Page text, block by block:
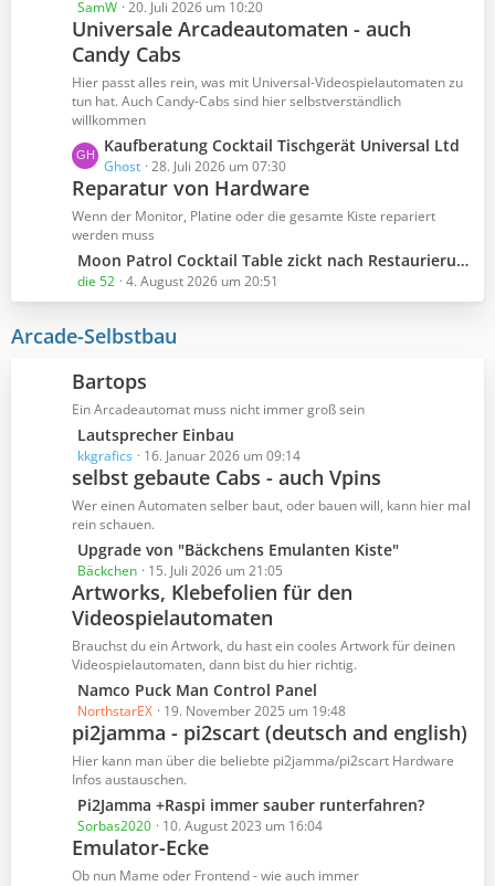
ä
g
e
e
t
z
t
e
B
e
i
t
r
ä
g
e
SamW 20. Juli 2026 um 10:20
Universale Arcadeautomaten - auch
Candy Cabs
Hier passt alles rein, was mit Universal-Videospielautomaten zu
tun hat. Auch Candy-Cabs sind hier selbstverständlich
willkommen
L
e
t
z
t
e
B
e
t
ä
g
e
Kaufberatung Cocktail Tischgerät Universal Ltd
Ghost 28. Juli 2026 um 07:30
Reparatur von Hardware
Wenn der Monitor, Platine oder die gesamte Kiste repariert
werden muss
L
e
t
t
e
B
e
r
ä
g
e
Moon Patrol Cocktail Table zickt nach Restaurierung
die 52 4. August 2026 um 20:51
Arcade-Selbstbau
Bartops
Ein Arcadeautomat muss nicht immer groß sein
L
e
t
z
t
e
B
e
i
r
g
e
Lautsprecher Einbau
kkgrafics 16. Januar 2026 um 09:14
selbst gebaute Cabs - auch Vpins
Wer einen Automaten selber baut, oder bauen will, kann hier mal
rein schauen.
L
e
t
z
t
e
B
e
i
t
r
g
e
Upgrade von "Bäckchens Emulanten Kiste"
Bäckchen 15. Juli 2026 um 21:05
Artworks, Klebefolien für den
Videospielautomaten
Brauchst du ein Artwork, du hast ein cooles Artwork für deinen
Videospielautomaten, dann bist du hier richtig.
L
e
t
z
t
e
B
e
i
Namco Puck Man Control Panel
NorthstarEX 19. November 2025 um 19:48
pi2jamma - pi2scart (deutsch and english)
Hier kann man über die beliebte pi2jamma/pi2scart Hardware
Infos austauschen.
L
e
t
z
Pi2Jamma +Raspi immer sauber runterfahren?
Sorbas2020 10. August 2023 um 16:04
Emulator-Ecke
Ob nun Mame oder Frontend - wie auch immer